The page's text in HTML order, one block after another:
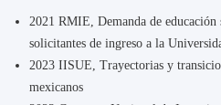
2021 RMIE, Demanda de
solicitantes de ingreso a la
2023 IISUE, Trayectorias y
mexicanos